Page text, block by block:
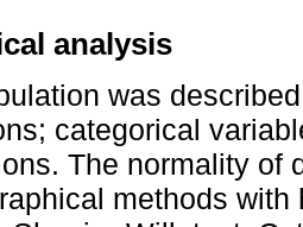
analysis
was
categorical
The normality of
methods